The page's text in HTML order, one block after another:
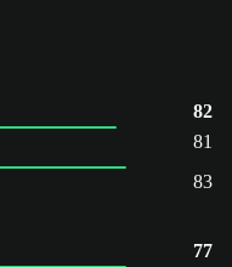
82
81
83
77